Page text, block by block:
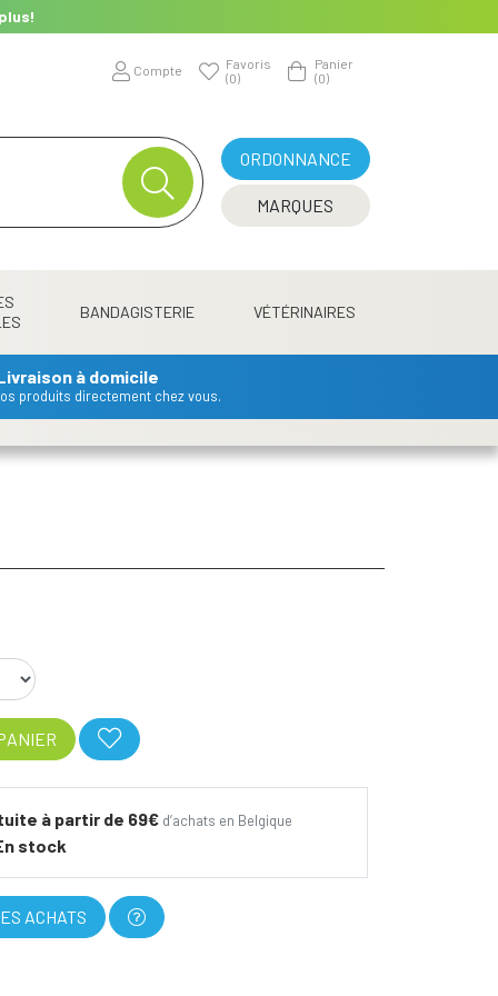
Compte
Favoris
(0)
Panier
(0)
ORDONNANCE
MARQUES
BANDAGISTERIE VÉTÉRINAIRES
à domicile
produits directement chez vous.
à partir de 69€ d’achats en Belgique
stock
ACHATS